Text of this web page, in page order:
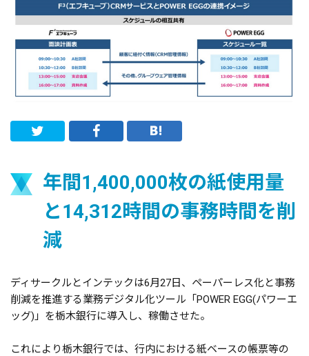
年間1,400,000枚の紙使用量
と14,312時間の事務時間を削
減
ディサークルとインテックは6月27日、ペーパーレス化と事務
削減を推進する業務デジタル化ツール「POWER EGG(パワーエ
ッグ)」を栃木銀行に導入し、稼働させた。
これにより栃木銀行では、行内における紙ベースの帳票等の